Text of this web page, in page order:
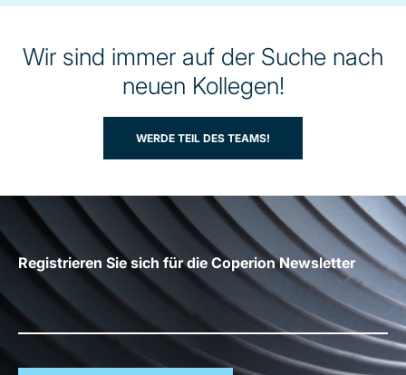
Wir sind immer auf der Suche nach
neuen Kollegen!
WERDE TEIL DES TEAMS!
Registrieren Sie sich für die Coperion Newsletter